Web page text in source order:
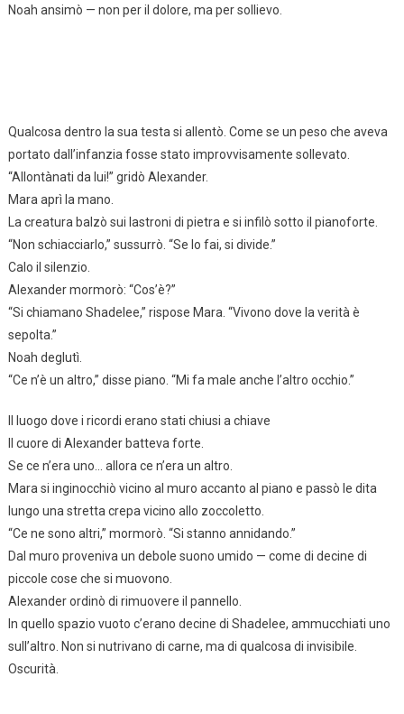
Noah ansimò — non per il dolore, ma per sollievo.
Qualcosa dentro la sua testa si allentò. Come se un peso che aveva
portato dall’infanzia fosse stato improvvisamente sollevato.
“Allontànati da lui!” gridò Alexander.
Mara aprì la mano.
La creatura balzò sui lastroni di pietra e si infilò sotto il pianoforte.
“Non schiacciarlo,” sussurrò. “Se lo fai, si divide.”
Calo il silenzio.
Alexander mormorò: “Cos’è?”
“Si chiamano Shadelee,” rispose Mara. “Vivono dove la verità è
sepolta.”
Noah deglutì.
“Ce n’è un altro,” disse piano. “Mi fa male anche l’altro occhio.”
Il luogo dove i ricordi erano stati chiusi a chiave
Il cuore di Alexander batteva forte.
Se ce n’era uno… allora ce n’era un altro.
Mara si inginocchiò vicino al muro accanto al piano e passò le dita
lungo una stretta crepa vicino allo zoccoletto.
“Ce ne sono altri,” mormorò. “Si stanno annidando.”
Dal muro proveniva un debole suono umido — come di decine di
piccole cose che si muovono.
Alexander ordinò di rimuovere il pannello.
In quello spazio vuoto c’erano decine di Shadelee, ammucchiati uno
sull’altro. Non si nutrivano di carne, ma di qualcosa di invisibile.
Oscurità.